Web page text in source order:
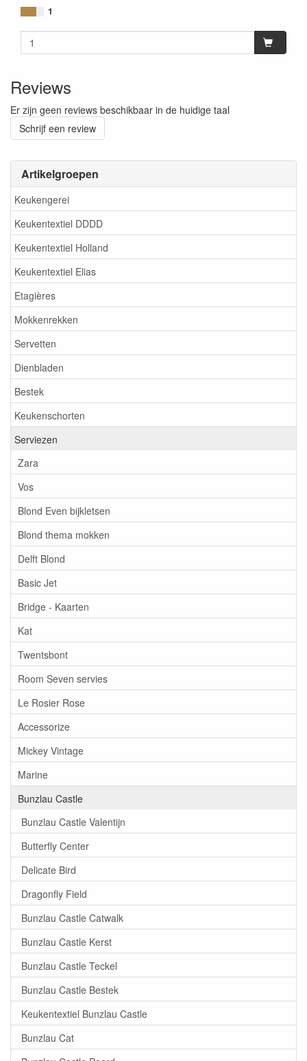
Artikelgroepen
Keukengerei
Keukentextiel DDDD
Keukentextiel Holland
Keukentextiel Elias
Etagières
Mokkenrekken
Servetten
Dienbladen
Bestek
Keukenschorten
Serviezen
Zara
Vos
Blond Even bijkletsen
Blond thema mokken
Delft Blond
Basic Jet
Bridge - Kaarten
Kat
Twentsbont
Room Seven servies
Le Rosier Rose
Accessorize
Mickey Vintage
Marine
Bunzlau Castle
Bunzlau Castle Valentijn
Butterfly Center
Delicate Bird
Dragonfly Field
Bunzlau Castle Catwalk
Bunzlau Castle Kerst
Bunzlau Castle Teckel
Bunzlau Castle Bestek
Keukentextiel Bunzlau Castle
Bunzlau Cat
1
Reviews
Er zijn geen reviews beschikbaar in de huidige taal
Schrijf een review